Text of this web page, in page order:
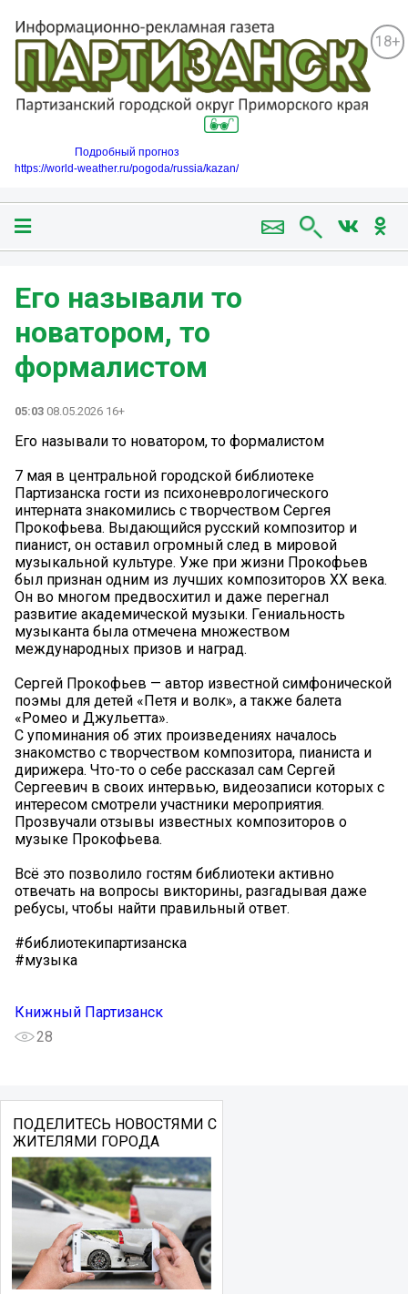
18+
Подробный прогноз
https://world-weather.ru/pogoda/russia/kazan/
Его называли то
новатором, то
формалистом
05:03 08.05.2026 16+
Его называли то новатором, то формалистом
7 мая в центральной городской библиотеке
Партизанска гости из психоневрологического
интерната знакомились с творчеством Сергея
Прокофьева. Выдающийся русский композитор и
пианист, он оставил огромный след в мировой
музыкальной культуре. Уже при жизни Прокофьев
был признан одним из лучших композиторов XX века.
Он во многом предвосхитил и даже перегнал
развитие академической музыки. Гениальность
музыканта была отмечена множеством
международных призов и наград.
Сергей Прокофьев — автор известной симфонической
поэмы для детей «Петя и волк», а также балета
«Ромео и Джульетта».
С упоминания об этих произведениях началось
знакомство с творчеством композитора, пианиста и
дирижера. Что-то о себе рассказал сам Сергей
Сергеевич в своих интервью, видеозаписи которых с
интересом смотрели участники мероприятия.
Прозвучали отзывы известных композиторов о
музыке Прокофьева.
Всё это позволило гостям библиотеки активно
отвечать на вопросы викторины, разгадывая даже
ребусы, чтобы найти правильный ответ.
#библиотекипартизанска
#музыка
Книжный Партизанск
28
ПОДЕЛИТЕСЬ НОВОСТЯМИ С
ЖИТЕЛЯМИ ГОРОДА